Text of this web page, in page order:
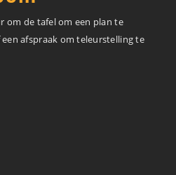
om de tafel om een plan te
afspraak om teleurstelling te